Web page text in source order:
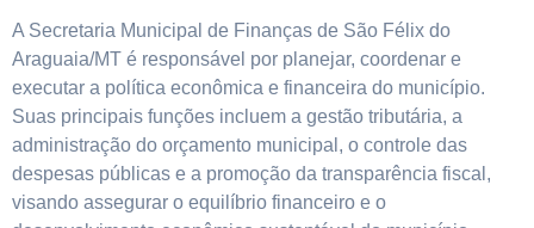
A Secretaria Municipal de Finanças de São Félix do
Araguaia/MT é responsável por planejar, coordenar e
executar a política econômica e financeira do município.
Suas principais funções incluem a gestão tributária, a
administração do orçamento municipal, o controle das
despesas públicas e a promoção da transparência fiscal,
visando assegurar o equilíbrio financeiro e o